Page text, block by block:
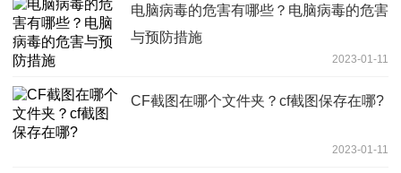
电脑病毒的危害有哪些？电脑病毒的危害
与预防措施
2023-01-11
CF截图在哪个文件夹？cf截图保存在哪?
2023-01-11